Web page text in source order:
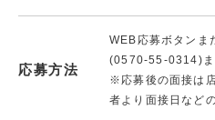
応募方法
WEB応募ボタンま
(0570-55-0314)ま
※応募後の面接は
者より面接日など